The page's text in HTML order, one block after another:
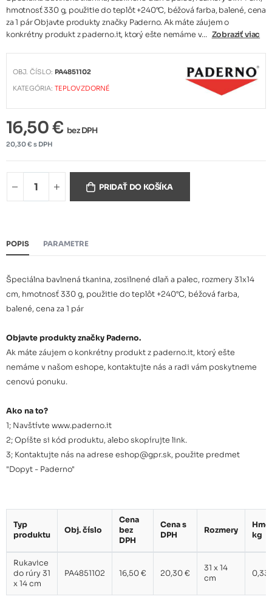
hmotnosť 330 g, použitie do teplôt +240°C, béžová farba, balené, cena
za 1 pár Objavte produkty značky Paderno. Ak máte záujem o
konkrétny produkt z paderno.it, ktorý ešte nemáme v... Zobraziť viac
OBJ. ČÍSLO: PA4851102
KATEGÓRIA:TEPLOVZDORNÉ
16,50 € bez DPH
20,30 € s DPH
PRIDAŤ DO KOŠÍKA
POPIS PARAMETRE
Špeciálna bavlnená tkanina, zosilnené dlaň a palec, rozmery 31x14
cm, hmotnosť 330 g, použitie do teplôt +240°C, béžová farba,
balené, cena za 1 pár
Objavte produkty značky Paderno.
Ak máte záujem o konkrétny produkt z paderno.it, ktorý ešte
nemáme v našom eshope, kontaktujte nás a radi vám poskytneme
cenovú ponuku.
Ako na to?
1; Navštívte www.paderno.it
2; Opíšte si kód produktu, alebo skopírujte link.
3; Kontaktujte nás na adrese eshop@gpr.sk, použite predmet
"Dopyt - Paderno"
Typ
produktu
Obj. číslo
Cena
bez
DPH
Cena s
DPH
Rozmery
kg
Rukavice
do rúry 31
x 14 cm
PA4851102 16,50 € 20,30 €
31 x 14
cm
0,33